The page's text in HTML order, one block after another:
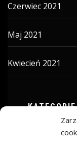
Czerwiec 2021
Maj 2021
Kwiecień 2021
KATEGORIE
ARTYKUŁ